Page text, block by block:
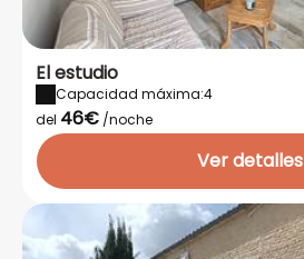
El estudio
Capacidad máxima:4
del 46€ /noche
Ver detalles